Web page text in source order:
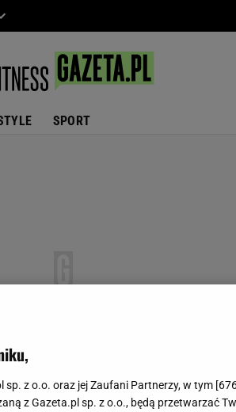
SPORT
sp. z o.o. oraz jej Zaufani Partnerzy, w tym [
z Gazeta.pl sp. z o.o., będą przetwarzać